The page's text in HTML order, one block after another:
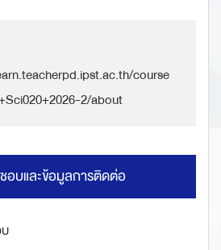
course
2/about
อบและข้อมูลการติดต่อ